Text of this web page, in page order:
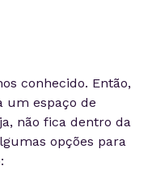
conhecido. Então,
um espaço de
não fica dentro da
opções para